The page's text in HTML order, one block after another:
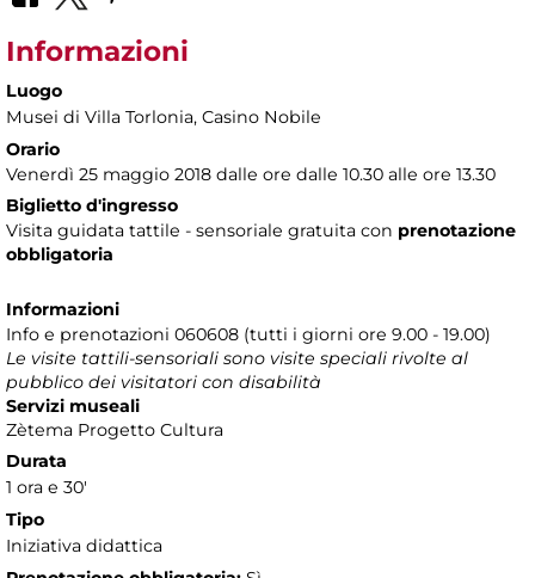
Informazioni
Luogo
Musei di Villa Torlonia, Casino Nobile
Orario
Venerdì 25 maggio 2018 dalle ore dalle 10.30 alle ore 13.30
Biglietto d'ingresso
Visita guidata tattile - sensoriale gratuita con prenotazione
obbligatoria
Informazioni
Info e prenotazioni 060608 (tutti i giorni ore 9.00 - 19.00)
Le visite tattili-sensoriali sono visite speciali rivolte al
pubblico dei visitatori con disabilità
Servizi museali
Zètema Progetto Cultura
Durata
1 ora e 30'
Tipo
Iniziativa didattica